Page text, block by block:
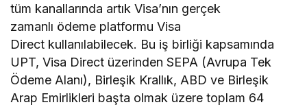
tüm kanallarında artık Visa’nın gerçek
zamanlı ödeme platformu Visa
Direct kullanılabilecek. Bu iş birliği kapsamında
UPT, Visa Direct üzerinden SEPA (Avrupa Tek
Ödeme Alanı), Birleşik Krallık, ABD ve Birleşik
Arap Emirlikleri başta olmak üzere toplam 64